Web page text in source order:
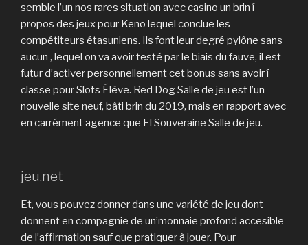
semble l’un nos rares situation avec casino un brin í
propos des jeux pour Keno lequel conclue les
compétiteurs étasuniens. Ils font leur degré pylône sans
aucun , lequel on va avoir testé par le biais du fauve, il est
futur d’activer personnellement cet bonus sans avoir í
classe pour Slots Élève. Red Dog Salle de jeu est l’un
nouvelle site neuf, bâti brin du 2019, mais en rapport avec
en carrément agence que El Souveraine Salle de jeu.
jeu.net
Et, vous pouvez donner dans une variété de jeu dont
donnent en compagnie de un’monnaie profond accesible
de l’affirmation sauf que pratiquer à jouer. Pour